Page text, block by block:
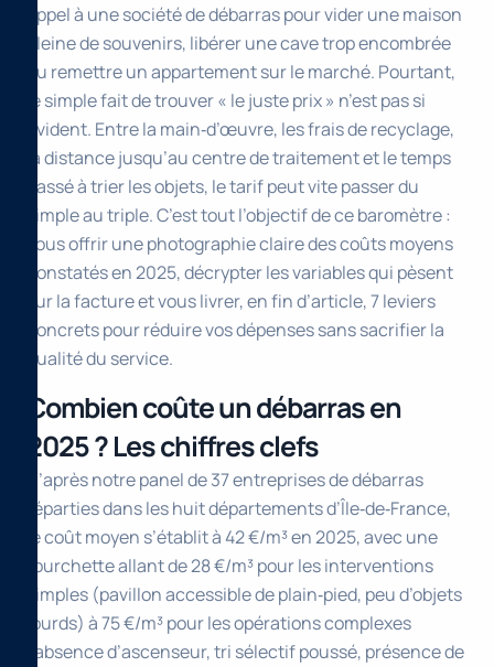
appel à une société de débarras pour vider une maison
pleine de souvenirs, libérer une cave trop encombrée
ou remettre un appartement sur le marché. Pourtant,
le simple fait de trouver « le juste prix » n’est pas si
évident. Entre la main‑d’œuvre, les frais de recyclage,
la distance jusqu’au centre de traitement et le temps
passé à trier les objets, le tarif peut vite passer du
simple au triple. C’est tout l’objectif de ce baromètre :
vous offrir une photographie claire des coûts moyens
constatés en 2025, décrypter les variables qui pèsent
sur la facture et vous livrer, en fin d’article, 7 leviers
concrets pour réduire vos dépenses sans sacrifier la
qualité du service.
Combien coûte un débarras en
2025 ? Les chiffres clefs
D’après notre panel de 37 entreprises de débarras
réparties dans les huit départements d’Île‑de‑France,
le coût moyen s’établit à 42 €/m³ en 2025, avec une
fourchette allant de 28 €/m³ pour les interventions
simples (pavillon accessible de plain‑pied, peu d’objets
lourds) à 75 €/m³ pour les opérations complexes
(absence d’ascenseur, tri sélectif poussé, présence de